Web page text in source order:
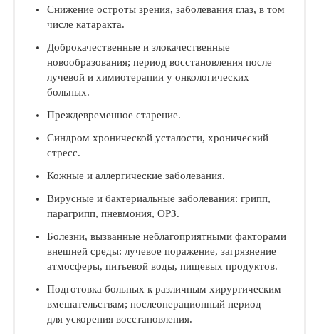
Снижение остроты зрения, заболевания глаз, в том
числе катаракта.
Доброкачественные и злокачественные
новообразования; период восстановления после
лучевой и химиотерапии у онкологических
больных.
Преждевременное старение.
Синдром хронической усталости, хронический
стресс.
Кожные и аллергические заболевания.
Вирусные и бактериальные заболевания: грипп,
парагрипп, пневмония, ОРЗ.
Болезни, вызванные неблагоприятными факторами
внешней среды: лучевое поражение, загрязнение
атмосферы, питьевой воды, пищевых продуктов.
Подготовка больных к различным хирургическим
вмешательствам; послеоперационный период –
для ускорения восстановления.